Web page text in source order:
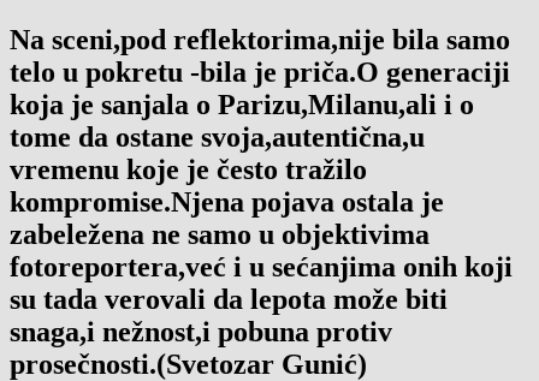
Na sceni,pod reflektorima,nije bila samo
telo u pokretu -bila je priča.O generaciji
koja je sanjala o Parizu,Milanu,ali i o
tome da ostane svoja,autentična,u
vremenu koje je često tražilo
kompromise.Njena pojava ostala je
zabeležena ne samo u objektivima
fotoreportera,već i u sećanjima onih koji
su tada verovali da lepota može biti
snaga,i nežnost,i pobuna protiv
prosečnosti.(Svetozar Gunić)